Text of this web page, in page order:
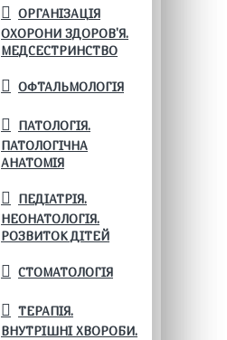
ОРГАНІЗАЦІЯ
ОХОРОНИ ЗДОРОВ'Я.
МЕДСЕСТРИНСТВО
ОФТАЛЬМОЛОГІЯ
ПАТОЛОГІЯ.
ПАТОЛОГІЧНА
АНАТОМІЯ
ПЕДІАТРІЯ.
НЕОНАТОЛОГІЯ.
РОЗВИТОК ДІТЕЙ
СТОМАТОЛОГІЯ
ТЕРАПІЯ.
ВНУТРІШНІ ХВОРОБИ.